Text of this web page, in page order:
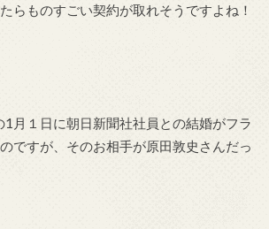
らものすごい契約が取れそうですよね！
1 月１日に朝日新聞社社員との結婚がフラ
ですが、そのお相手が原田敦史さんだっ